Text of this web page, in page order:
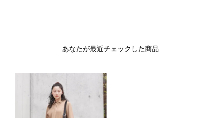
あなたが最近チェックした商品